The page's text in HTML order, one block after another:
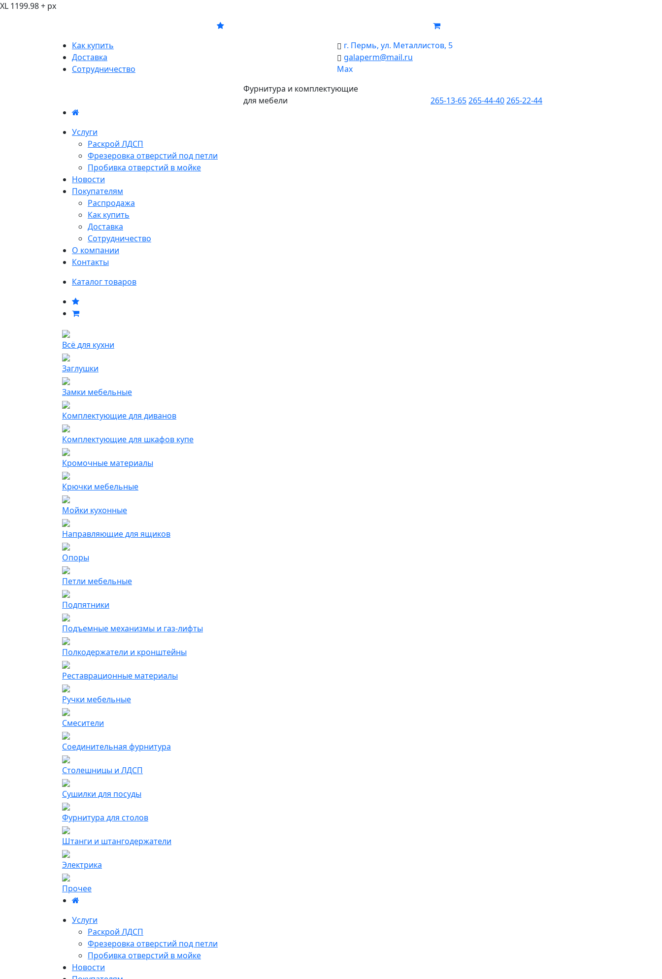
XL 1199.98 + px
Как купить
Доставка
Сотрудничество
г. Пермь, ул. Металлистов, 5
galaperm@mail.ru
Мах
Фурнитура и комплектующие
для мебели
265-13-65265-44-40265-22-44
Услуги
Раскрой ЛДСП
Фрезеровка отверстий под петли
Пробивка отверстий в мойке
Новости
Покупателям
Распродажа
Как купить
Доставка
Сотрудничество
О компании
Контакты
Каталог товаров
Всё для кухни
Заглушки
Замки мебельные
Комплектующие для диванов
Комплектующие для шкафов купе
Кромочные материалы
Крючки мебельные
Мойки кухонные
Направляющие для ящиков
Опоры
Петли мебельные
Подпятники
Подъемные механизмы и газ-лифты
Полкодержатели и кронштейны
Реставрационные материалы
Ручки мебельные
Смесители
Соединительная фурнитура
Столешницы и ЛДСП
Сушилки для посуды
Фурнитура для столов
Штанги и штангодержатели
Электрика
Прочее
Услуги
Раскрой ЛДСП
Фрезеровка отверстий под петли
Пробивка отверстий в мойке
Новости